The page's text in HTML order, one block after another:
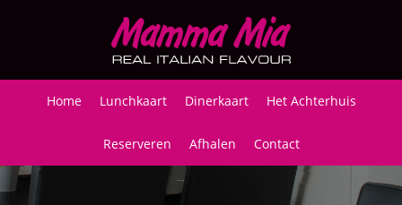
Home Lunchkaart Dinerkaart Het Achterhuis
Reserveren Afhalen Contact